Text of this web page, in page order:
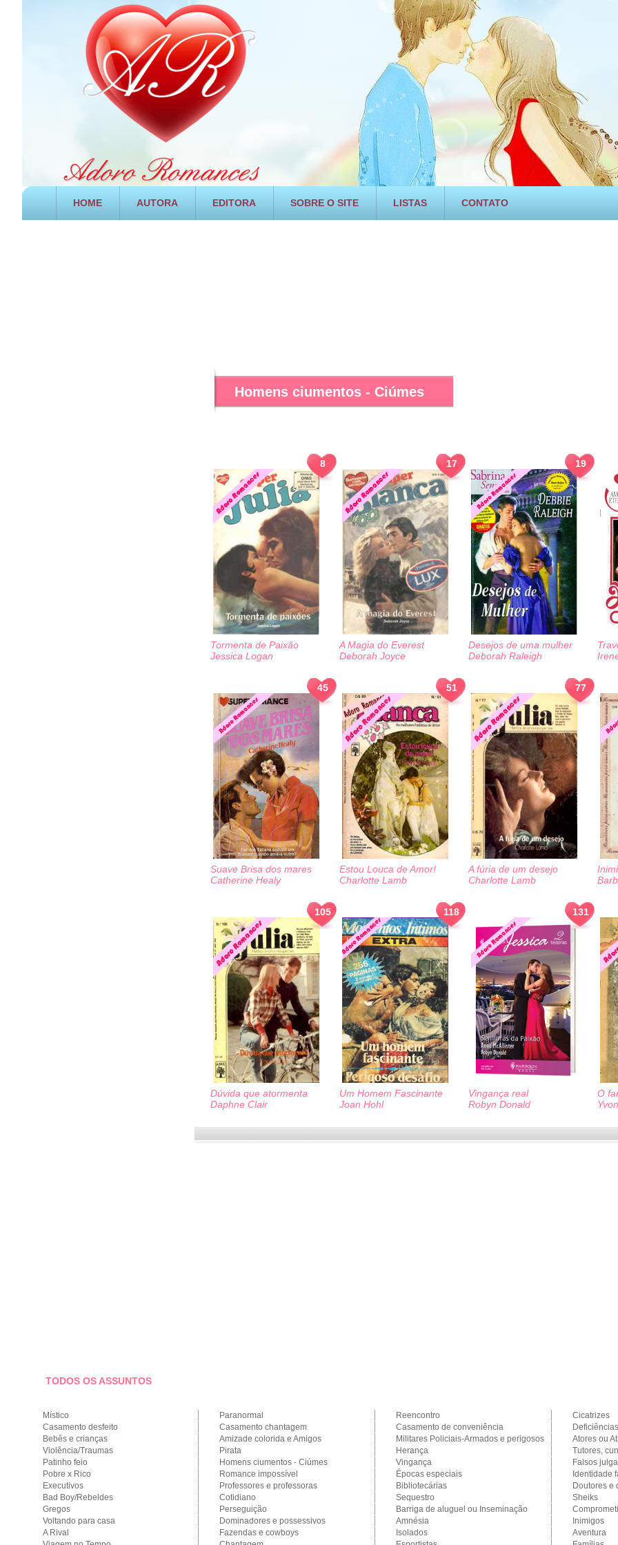
HOME AUTORA EDITORA SOBRE O SITE LISTAS CONTATO
Homens ciumentos - Ciúmes
8
Tormenta de Paixão
Jessica Logan
17
A Magia do Everest
Deborah Joyce
19
Desejos de uma mulher
Deborah Raleigh
45
Suave Brisa dos mares
Catherine Healy
51
Estou Louca de Amor!
Charlotte Lamb
77
A fúria de um desejo
Charlotte Lamb
105
Dúvida que atormenta
Daphne Clair
118
Um Homem Fascinante
Joan Hohl
131
Vingança real
Robyn Donald
O
TODOS OS ASSUNTOS
Místico Paranormal Reencontro
Cicatrizes
Casamento desfeito
Casamento chantagem Casamento de conveniência
Bebês e crianças
Amizade colorida e Amigos Militares Policiais-Armados e perigosos
Atores ou
Violência/Traumas
Pirata Herança
Tutores,
Patinho feio
Homens ciumentos - Ciúmes Vingança
Falsos
Pobre x Rico
Romance impossível Épocas especiais
Identidade
Executivos
Professores e professoras Bibliotecárias
Doutores e
Bad Boy/Rebeldes
Cotidiano Sequestro
Sheiks
Gregos
Perseguição Barriga de aluguel ou Inseminação
Voltando para casa
Dominadores e possessivos Amnésia
Inimigos
A Rival
Fazendas e cowboys Isolados
Aventura